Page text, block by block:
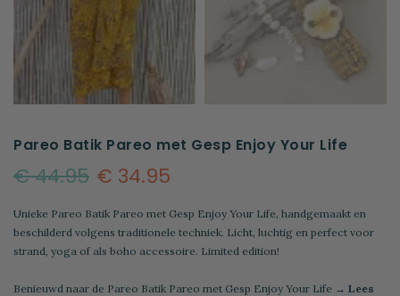
Pareo Batik Pareo met Gesp Enjoy Your Life
€ 34.95
€ 44.95
Unieke Pareo Batik Pareo met Gesp Enjoy Your Life, handgemaakt en
beschilderd volgens traditionele techniek. Licht, luchtig en perfect voor
strand, yoga of als boho accessoire. Limited edition!
Benieuwd naar de Pareo Batik Pareo met Gesp Enjoy Your Life → Lees